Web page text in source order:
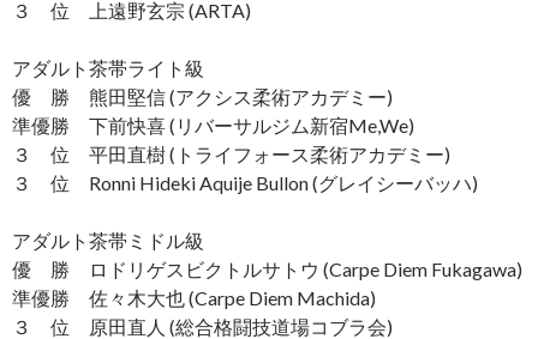
３ 位 上遠野玄宗 (ARTA)
アダルト茶帯ライト級
優 勝 熊田堅信 (アクシス柔術アカデミー)
準優勝 下前快喜 (リバーサルジム新宿Me,We)
３ 位 平田直樹 (トライフォース柔術アカデミー)
３ 位 Ronni Hideki Aquije Bullon (グレイシーバッハ)
アダルト茶帯ミドル級
優 勝 ロドリゲスビクトルサトウ (Carpe Diem Fukagawa)
準優勝 佐々木大也 (Carpe Diem Machida)
３ 位 原田直人 (総合格闘技道場コブラ会)